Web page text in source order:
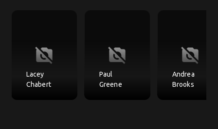
no_photography
Lacey
Chabert
no_photography
Paul
Greene
no_photography
Andrea
Brooks